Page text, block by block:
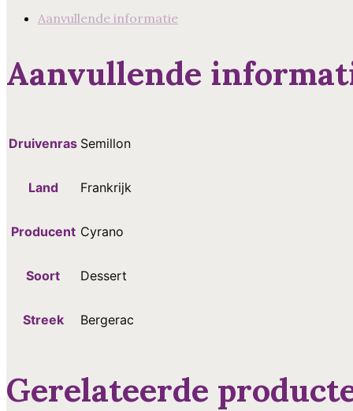
Aanvullende informatie
Aanvullende
Druivenras Semillon
Land Frankrijk
Producent Cyrano
Soort Dessert
Streek Bergerac
Gerelateerde